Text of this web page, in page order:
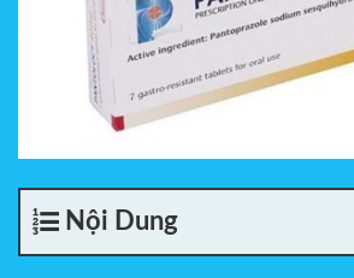
Nội Dung